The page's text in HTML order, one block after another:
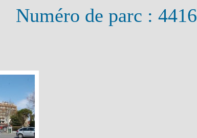
Numéro de parc : 4416